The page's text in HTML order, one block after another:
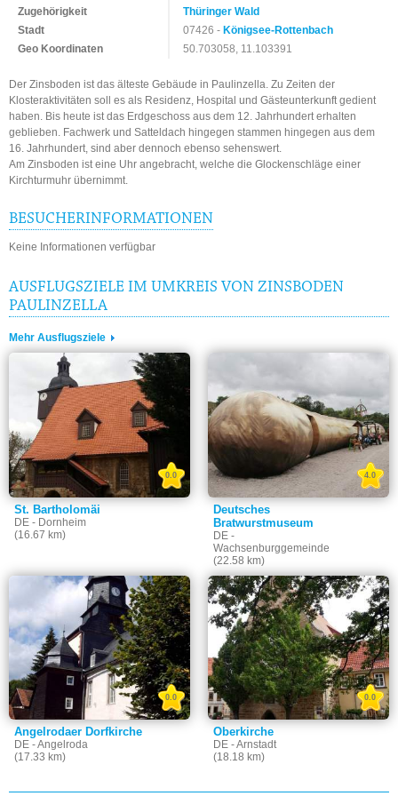
Zugehörigkeit
Thüringer Wald
Stadt
07426 -Königsee-Rottenbach
Geo Koordinaten
50.703058, 11.103391
Der Zinsboden ist das älteste Gebäude in Paulinzella. Zu Zeiten der
Klosteraktivitäten soll es als Residenz, Hospital und Gästeunterkunft gedient
haben. Bis heute ist das Erdgeschoss aus dem 12. Jahrhundert erhalten
geblieben. Fachwerk und Satteldach hingegen stammen hingegen aus dem
16. Jahrhundert, sind aber dennoch ebenso sehenswert.
Am Zinsboden ist eine Uhr angebracht, welche die Glockenschläge einer
Kirchturmuhr übernimmt.
BESUCHERINFORMATIONEN
Keine Informationen verfügbar
AUSFLUGSZIELE IM UMKREIS VON ZINSBODEN
PAULINZELLA
Mehr Ausflugsziele
St. Bartholomäi
DE - Dornheim
(16.67 km)
0.0
Deutsches
Bratwurstmuseum
DE -
Wachsenburggemeinde
(22.58 km)
4.0
Angelrodaer Dorfkirche
DE - Angelroda
(17.33 km)
0.0
Oberkirche
DE - Arnstadt
(18.18 km)
0.0